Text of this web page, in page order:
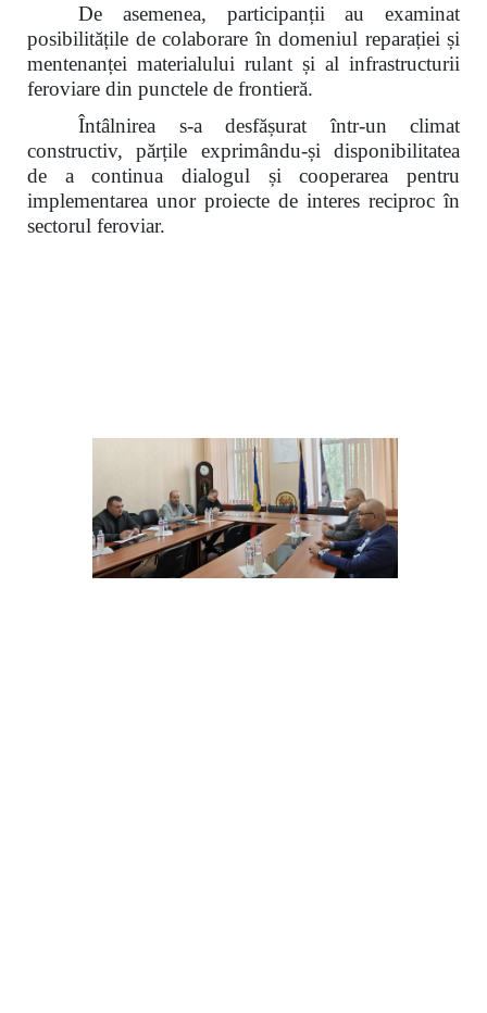
De asemenea, participanții au examinat
posibilitățile de colaborare în domeniul reparației și
mentenanței materialului rulant și al infrastructurii
feroviare din punctele de frontieră.
Întâlnirea s-a desfășurat într-un climat
constructiv, părțile exprimându-și disponibilitatea
de a continua dialogul și cooperarea pentru
implementarea unor proiecte de interes reciproc în
sectorul feroviar.